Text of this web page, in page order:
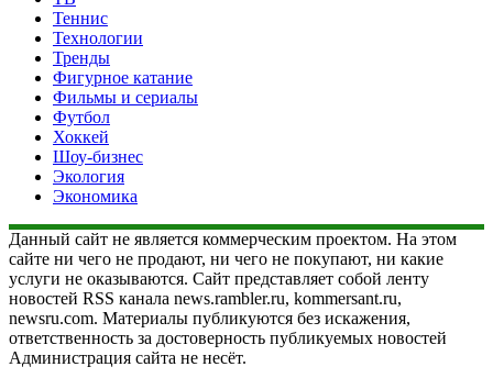
Теннис
Технологии
Тренды
Фигурное катание
Фильмы и сериалы
Футбол
Хоккей
Шоу-бизнес
Экология
Экономика
Данный сайт не является коммерческим проектом. На этом
сайте ни чего не продают, ни чего не покупают, ни какие
услуги не оказываются. Сайт представляет собой ленту
новостей RSS канала news.rambler.ru, kommersant.ru,
newsru.com. Материалы публикуются без искажения,
ответственность за достоверность публикуемых новостей
Администрация сайта не несёт.